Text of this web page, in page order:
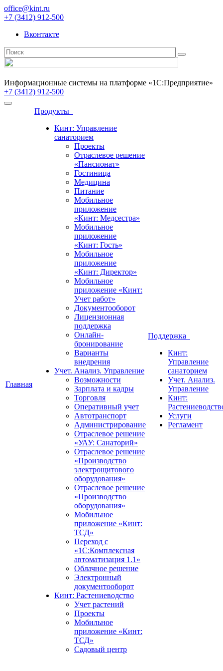
office@kint.ru
+7 (3412) 912-500
Вконтакте
Информационные системы на платформе «1С:Предприятие»
+7 (3412) 912-500
Главная
Продукты
Кинт: Управление
санаторием
Проекты
Отраслевое решение
«Пансионат»
Гостиница
Медицина
Питание
Мобильное
приложение
«Кинт: Медсестра»
Мобильное
приложение
«Кинт: Гость»
Мобильное
приложение
«Кинт: Директор»
Мобильное
приложение «Кинт:
Учет работ»
Документооборот
Лицензионная
поддержка
Онлайн-
бронирование
Варианты
внедрения
Учет. Анализ. Управление
Возможности
Зарплата и кадры
Торговля
Оперативный учет
Автотранспорт
Администрирование
Отраслевое решение
«УАУ: Санаторий»
Отраслевое решение
«Производство
электрощитового
оборудования»
Отраслевое решение
«Производство
оборудования»
Мобильное
приложение «Кинт:
ТСД»
Переход с
«1С:Комплексная
автоматизация 1.1»
Облачное решение
Электронный
документооборот
Кинт: Растениеводство
Учет растений
Проекты
Мобильное
приложение «Кинт:
ТСД»
Садовый центр
Поддержка
Кинт:
Управление
санаторием
Учет. Анализ.
Управление
Кинт:
Услуги
Регламент